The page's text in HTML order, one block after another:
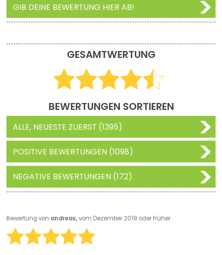
GIB DEINE BEWERTUNG HIER AB!
GESAMTWERTUNG
BEWERTUNGEN SORTIEREN
ALLE, NEUESTE ZUERST (1395)
POSITIVE BEWERTUNGEN (1098)
NEGATIVE BEWERTUNGEN (172)
Bewertung von andreas,vom Dezember 2019 oder früher